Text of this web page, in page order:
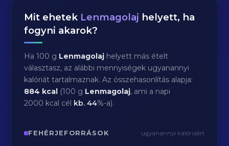
Mit ehetek Lenmagolaj helyett, ha
fogyni akarok?
Ha 100 g Lenmagolaj helyett más ételt
választasz, az alábbi mennyiségek ugyanannyi
kalóriát tartalmaznak. Az összehasonlítás alapja:
884 kcal (100 g Lenmagolaj, ami a napi
2000 kcal cél kb.44%-a).
FEHÉRJEFORRÁSOK ugyanannyi kalóriáért